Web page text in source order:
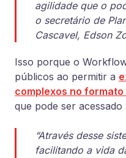
agilidade que o
o secretário de
Cascavel, Edson
Isso porque o
públicos ao permitir a
complexos no
que pode ser
“Através desse
facilitando a vida